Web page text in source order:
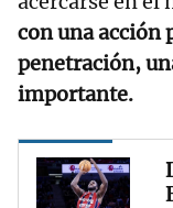
con una acción
penetración,
importante.